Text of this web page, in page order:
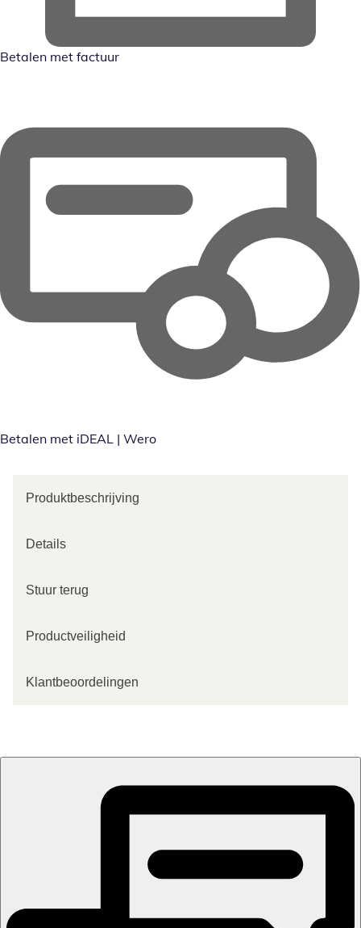
Betalen met factuur
Betalen met iDEAL | Wero
Produktbeschrijving
Details
Stuur terug
Productveiligheid
Klantbeoordelingen